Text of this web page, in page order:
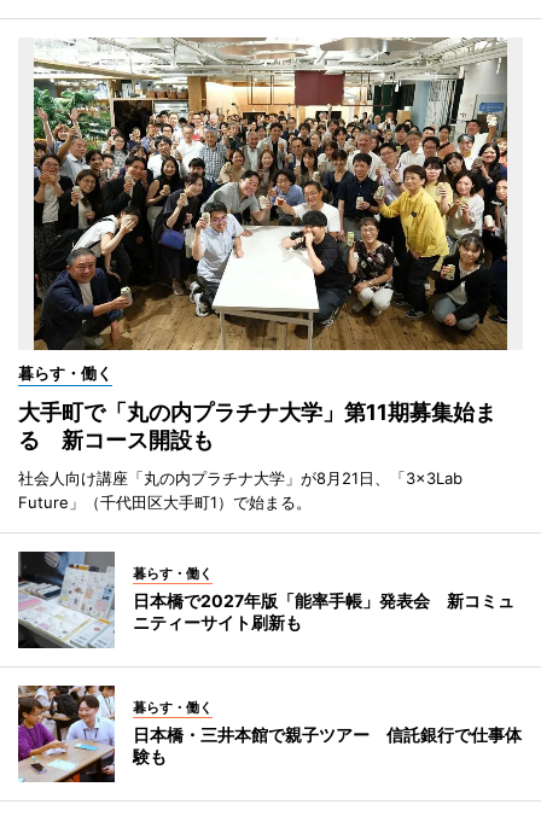
暮らす・働く
大手町で「丸の内プラチナ大学」第11期募集始ま
る 新コース開設も
社会人向け講座「丸の内プラチナ大学」が8月21日、「3×3Lab
Future」（千代田区大手町1）で始まる。
暮らす・働く
日本橋で2027年版「能率手帳」発表会 新コミュ
ニティーサイト刷新も
暮らす・働く
日本橋・三井本館で親子ツアー 信託銀行で仕事体
験も